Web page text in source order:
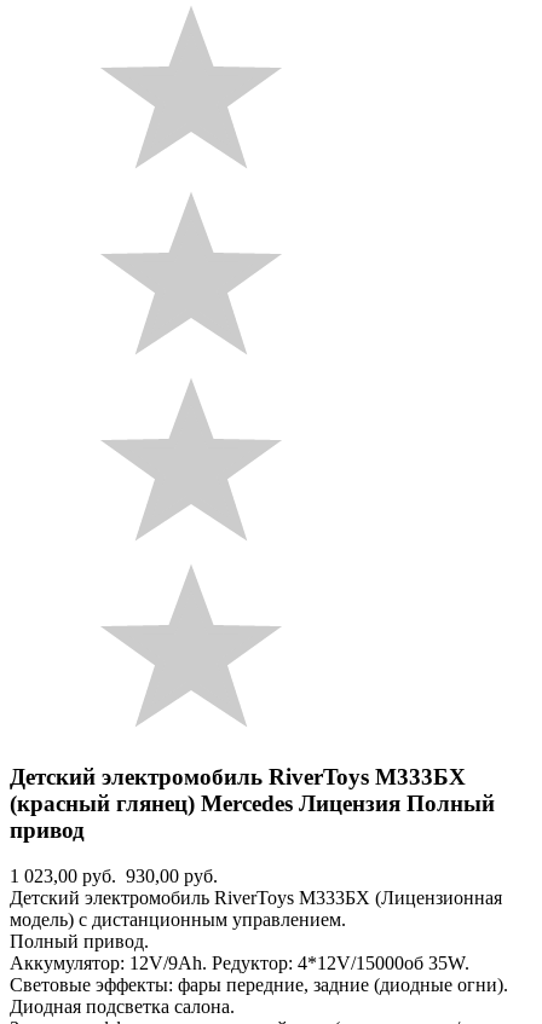
Детский электромобиль RiverToys М333БХ
(красный глянец) Mercedes Лицензия Полный
привод
1 023,00 руб. 930,00 руб.
Детский электромобиль RiverToys М333БХ (Лицензионная
модель) с дистанционным управлением.
Полный привод.
Аккумулятор: 12V/9Ah. Редуктор: 4*12V/15000об 35W.
Световые эффекты: фары передние, задние (диодные огни).
Диодная подсветка салона.